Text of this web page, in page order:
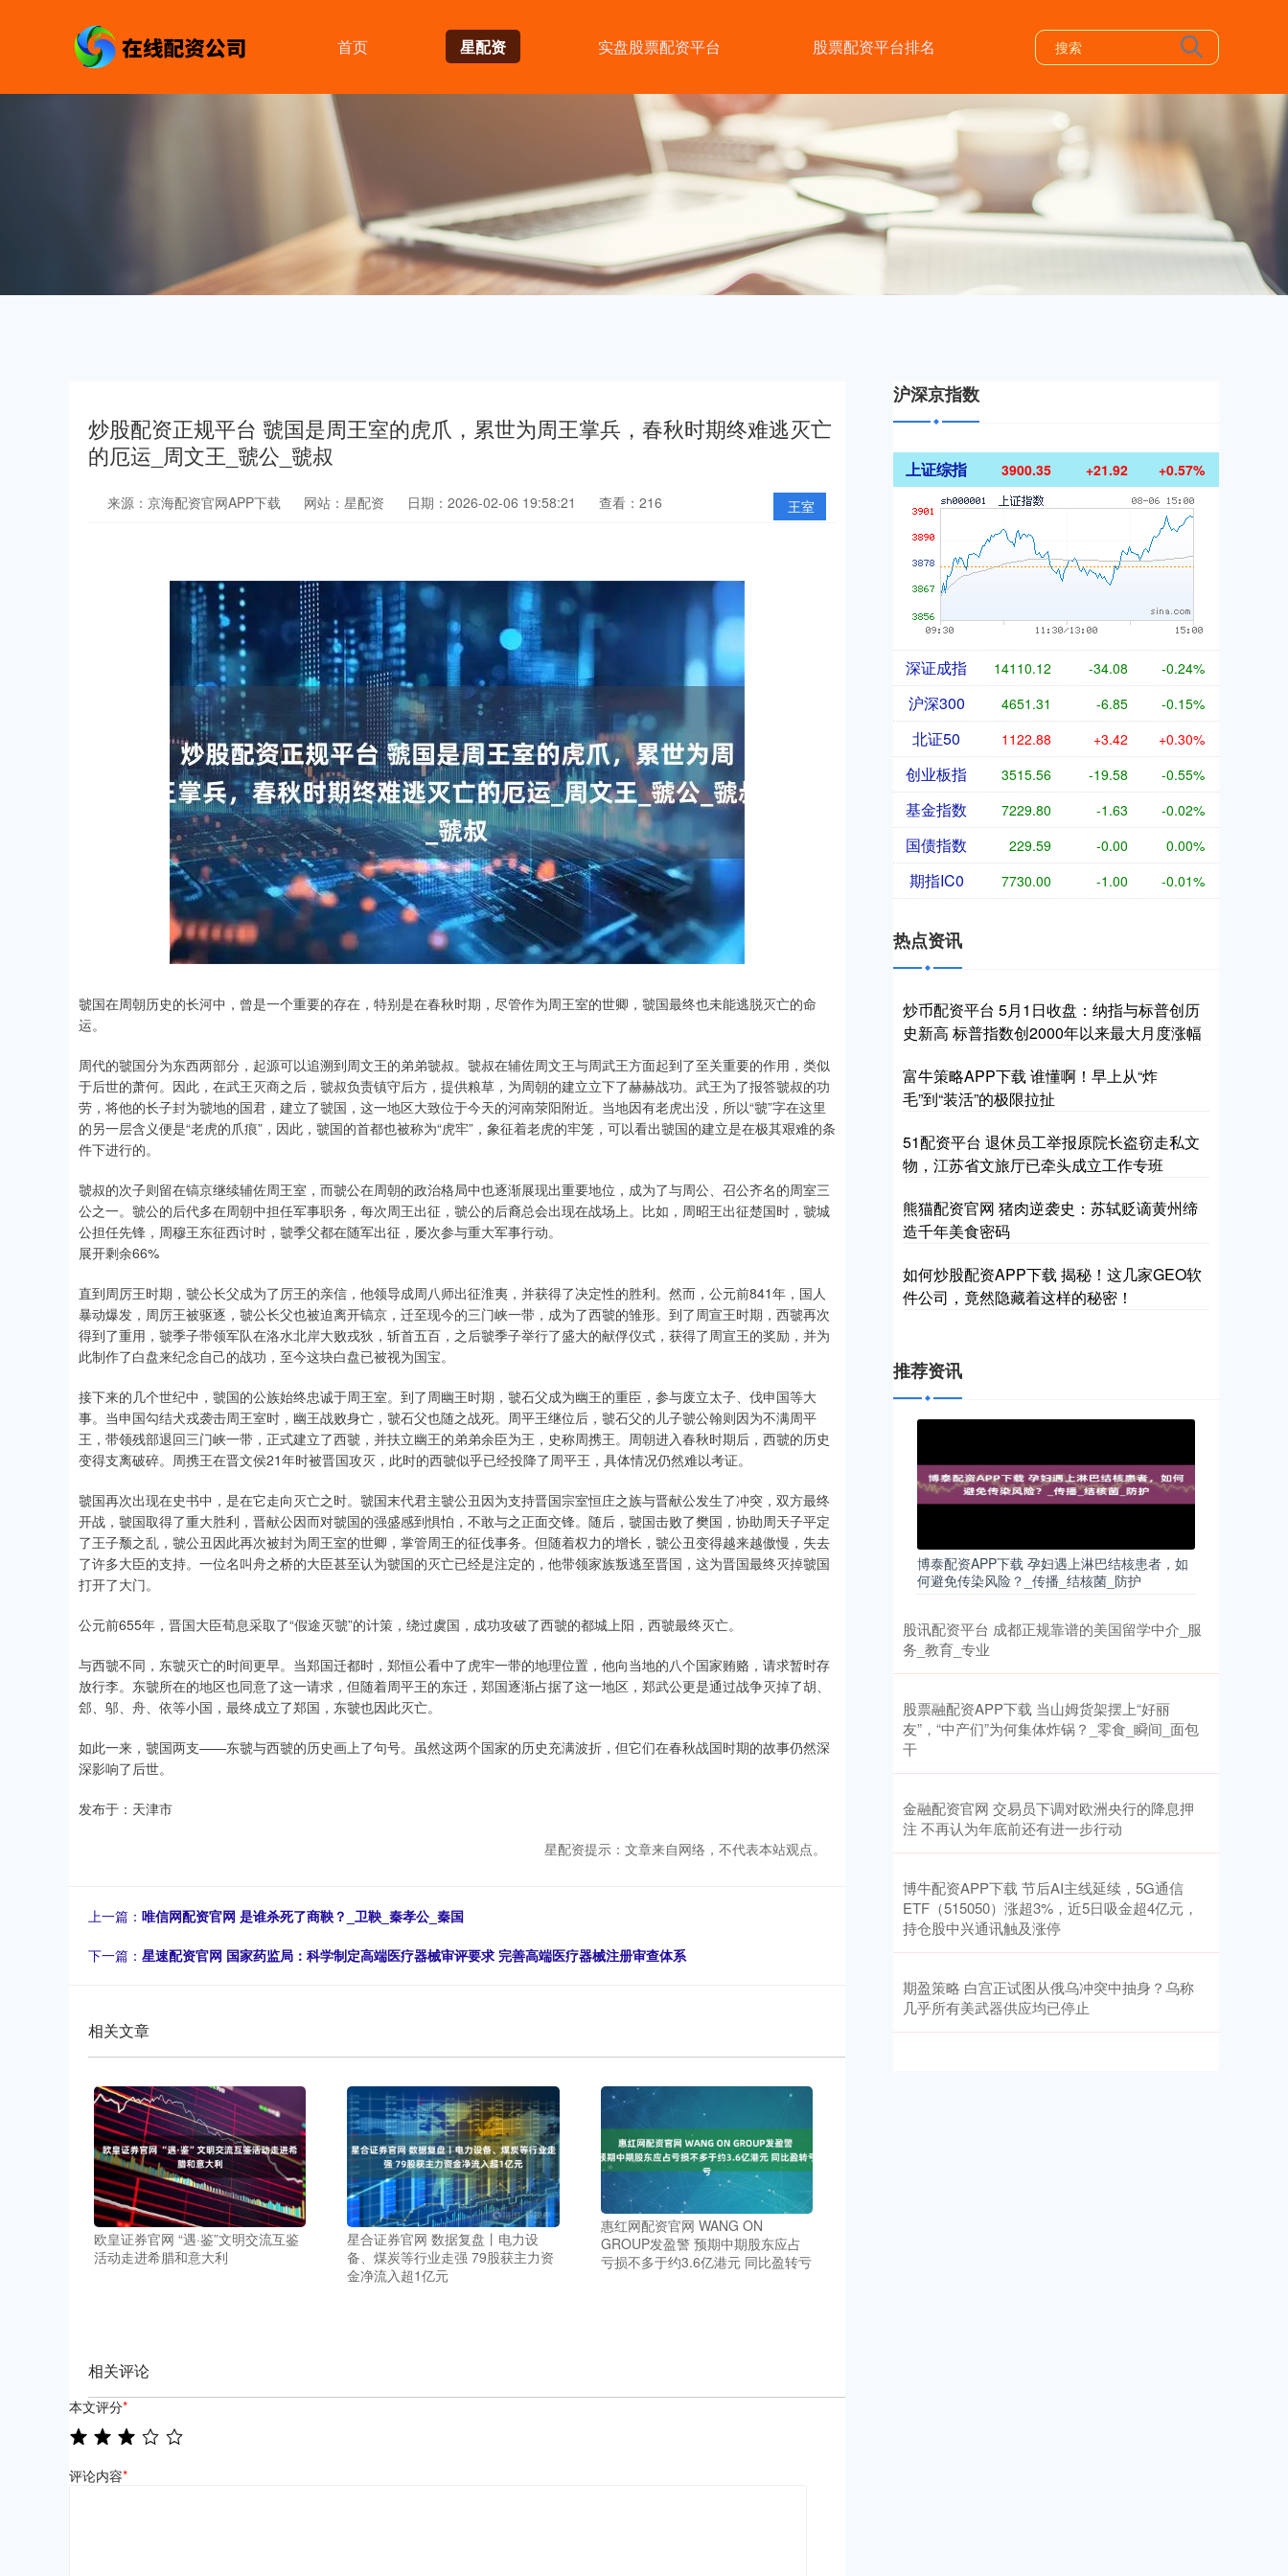
首页 星配资 实盘股票配资平台 股票配资平台排名
炒股配资正规平台 虢国是周王室的虎爪，累世为周王掌兵，春秋时期终难逃灭亡
的厄运_周文王_虢公_虢叔
王室
来源：京海配资官网APP下载 网站：星配资 日期：2026-02-06 19:58:21 查看：216
虢国在周朝历史的长河中，曾是一个重要的存在，特别是在春秋时期，尽管作为周王室的世卿，虢国最终也未能逃脱灭亡的命
运。
周代的虢国分为东西两部分，起源可以追溯到周文王的弟弟虢叔。虢叔在辅佐周文王与周武王方面起到了至关重要的作用，类似
于后世的萧何。因此，在武王灭商之后，虢叔负责镇守后方，提供粮草，为周朝的建立立下了赫赫战功。武王为了报答虢叔的功
劳，将他的长子封为虢地的国君，建立了虢国，这一地区大致位于今天的河南荥阳附近。当地因有老虎出没，所以“虢”字在这里
的另一层含义便是“老虎的爪痕”，因此，虢国的首都也被称为“虎牢”，象征着老虎的牢笼，可以看出虢国的建立是在极其艰难的条
件下进行的。
虢叔的次子则留在镐京继续辅佐周王室，而虢公在周朝的政治格局中也逐渐展现出重要地位，成为了与周公、召公齐名的周室三
公之一。虢公的后代多在周朝中担任军事职务，每次周王出征，虢公的后裔总会出现在战场上。比如，周昭王出征楚国时，虢城
公担任先锋，周穆王东征西讨时，虢季父都在随军出征，屡次参与重大军事行动。
展开剩余66%
直到周厉王时期，虢公长父成为了厉王的亲信，他领导成周八师出征淮夷，并获得了决定性的胜利。然而，公元前841年，国人
暴动爆发，周厉王被驱逐，虢公长父也被迫离开镐京，迁至现今的三门峡一带，成为了西虢的雏形。到了周宣王时期，西虢再次
得到了重用，虢季子带领军队在洛水北岸大败戎狄，斩首五百，之后虢季子举行了盛大的献俘仪式，获得了周宣王的奖励，并为
此制作了白盘来纪念自己的战功，至今这块白盘已被视为国宝。
接下来的几个世纪中，虢国的公族始终忠诚于周王室。到了周幽王时期，虢石父成为幽王的重臣，参与废立太子、伐申国等大
事。当申国勾结犬戎袭击周王室时，幽王战败身亡，虢石父也随之战死。周平王继位后，虢石父的儿子虢公翰则因为不满周平
王，带领残部退回三门峡一带，正式建立了西虢，并扶立幽王的弟弟余臣为王，史称周携王。周朝进入春秋时期后，西虢的历史
变得支离破碎。周携王在晋文侯21年时被晋国攻灭，此时的西虢似乎已经投降了周平王，具体情况仍然难以考证。
虢国再次出现在史书中，是在它走向灭亡之时。虢国末代君主虢公丑因为支持晋国宗室恒庄之族与晋献公发生了冲突，双方最终
开战，虢国取得了重大胜利，晋献公因而对虢国的强盛感到惧怕，不敢与之正面交锋。随后，虢国击败了樊国，协助周天子平定
了王子颓之乱，虢公丑因此再次被封为周王室的世卿，掌管周王的征伐事务。但随着权力的增长，虢公丑变得越来越傲慢，失去
了许多大臣的支持。一位名叫舟之桥的大臣甚至认为虢国的灭亡已经是注定的，他带领家族叛逃至晋国，这为晋国最终灭掉虢国
打开了大门。
公元前655年，晋国大臣荀息采取了“假途灭虢”的计策，绕过虞国，成功攻破了西虢的都城上阳，西虢最终灭亡。
与西虢不同，东虢灭亡的时间更早。当郑国迁都时，郑恒公看中了虎牢一带的地理位置，他向当地的八个国家贿赂，请求暂时存
放行李。东虢所在的地区也同意了这一请求，但随着周平王的东迁，郑国逐渐占据了这一地区，郑武公更是通过战争灭掉了胡、
郐、邬、舟、依等小国，最终成立了郑国，东虢也因此灭亡。
如此一来，虢国两支——东虢与西虢的历史画上了句号。虽然这两个国家的历史充满波折，但它们在春秋战国时期的故事仍然深
深影响了后世。
发布于：天津市
星配资提示：文章来自网络，不代表本站观点。
上一篇： 唯信网配资官网 是谁杀死了商鞅？_卫鞅_秦孝公_秦国
下一篇： 星速配资官网 国家药监局：科学制定高端医疗器械审评要求 完善高端医疗器械注册审查体系
相关文章
欧皇证券官网 “遇·鉴”文明交流互鉴
活动走进希腊和意大利
星合证券官网 数据复盘丨电力设
备、煤炭等行业走强 79股获主力资
金净流入超1亿元
惠红网配资官网 WANG ON
GROUP发盈警 预期中期股东应占
亏损不多于约3.6亿港元 同比盈转亏
相关评论
本文评分*
评论内容*
沪深京指数
上证综指 3900.35 +21.92 +0.57%
深证成指 14110.12 -34.08 -0.24%
沪深300 4651.31 -6.85 -0.15%
北证50 1122.88 +3.42 +0.30%
创业板指 3515.56 -19.58 -0.55%
基金指数 7229.80 -1.63 -0.02%
国债指数 229.59 -0.00 0.00%
期指IC0 7730.00 -1.00 -0.01%
热点资讯
炒币配资平台 5月1日收盘：纳指与标普创历
史新高 标普指数创2000年以来最大月度涨幅
富牛策略APP下载 谁懂啊！早上从“炸
毛”到“装活”的极限拉扯
51配资平台 退休员工举报原院长盗窃走私文
物，江苏省文旅厅已牵头成立工作专班
熊猫配资官网 猪肉逆袭史：苏轼贬谪黄州缔
造千年美食密码
如何炒股配资APP下载 揭秘！这几家GEO软
件公司，竟然隐藏着这样的秘密！
推荐资讯
博泰配资APP下载 孕妇遇上淋巴结核患者，如
何避免传染风险？_传播_结核菌_防护
股讯配资平台 成都正规靠谱的美国留学中介_服
务_教育_专业
股票融配资APP下载 当山姆货架摆上“好丽
友”，“中产们”为何集体炸锅？_零食_瞬间_面包
干
金融配资官网 交易员下调对欧洲央行的降息押
注 不再认为年底前还有进一步行动
博牛配资APP下载 节后AI主线延续，5G通信
ETF（515050）涨超3%，近5日吸金超4亿元，
持仓股中兴通讯触及涨停
期盈策略 白宫正试图从俄乌冲突中抽身？乌称
几乎所有美武器供应均已停止